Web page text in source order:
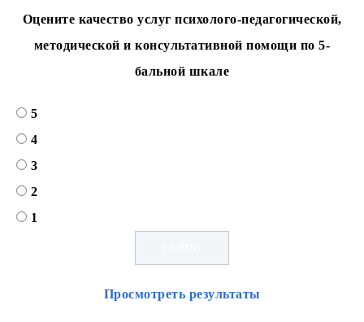
Оцените качество услуг психолого-педагогической,
методической и консультативной помощи по 5-
бальной шкале
5
4
3
2
1
Просмотреть результаты